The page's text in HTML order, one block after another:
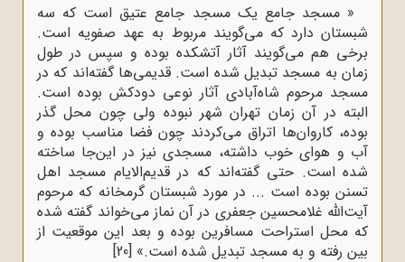
« مسجد جامع یک مسجد جامع عتیق است که سه
شبستان دارد که می‌گویند مربوط به عهد صفویه است.
برخی هم می‌گویند آثار آتشکده بوده و سپس در طول
زمان به مسجد تبدیل شده است. قدیمی‌ها گفته‌اند که در
مسجد مرحوم شاه‌آبادی آثار نوعی دودکش بوده است.
البته در آن زمان تهران شهر نبوده ولی چون محل گذر
بوده، کاروان‌ها اتراق می‌کردند چون فضا مناسب بوده و
آب و هوای خوب داشته، مسجدی نیز در این‌جا ساخته
شده است. حتی گفته‌اند که در قدیم‌الایام مسجد اهل
تسنن بوده است ... در مورد شبستان گرمخانه که مرحوم
آیت‌الله غلامحسین جعفری در آن نماز می‌خواند گفته شده
که محل استراحت مسافرین بوده و بعد این موقعیت از
بین رفته و به مسجد تبدیل شده است.» [20]